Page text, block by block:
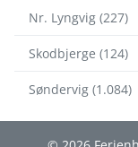
Nr. Lyngvig (227)
Skodbjerge (124)
Søndervig (1.084)